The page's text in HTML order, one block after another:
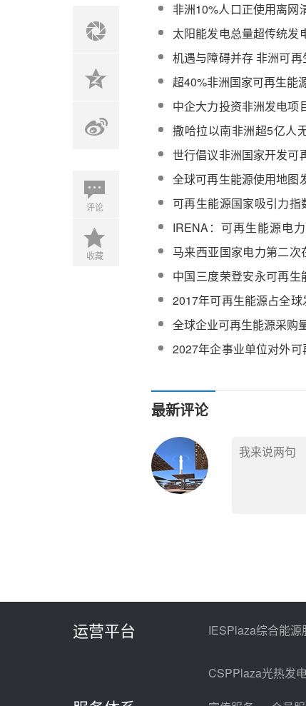
评论
收藏
非洲10%人口正使用离网
阳能发电比煤油便宜
太阳能发电总量超传统发
第一
机遇与障碍并存 非洲可
走？
超40%非洲国家可再生能
中企大力投资非洲发电项
“光明&quot;
撒哈拉以南非洲超5亿人
洛哥成非大陆亮点
世行倡议非洲国家开发可
内电网并网系统
全球可再生能源使用地图
最高
可再生能源国家吸引力指
前三
IRENA：可再生能源电
价时代”
马来西亚国家电力第二次
能源资产
中国三度荣登安永可再生
榜首
2017年可再生能源占全
70％
全球企业可再生能源采购
2027年企事业单位对外
最新评论
运营平台 IESPlaza综合能源
CSPPlaza光热发